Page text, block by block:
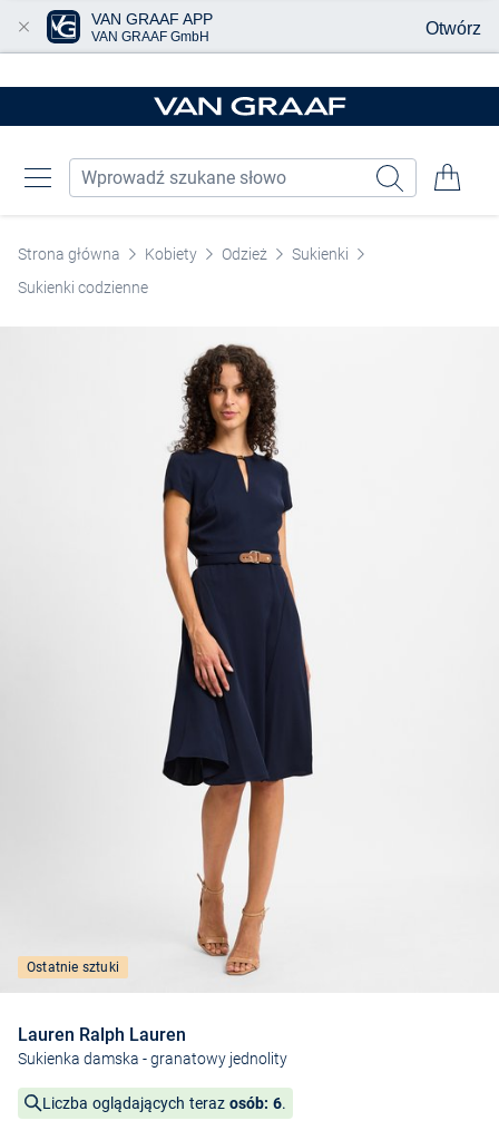
Strona główna Kobiety Odzież
Sukienki
Sukienki codzienne
Ostatnie sztuki
Lauren Ralph Lauren
Sukienka damska - granatowy jednolity
Liczba oglądających teraz osób: 6.
VAN GRAAF APP
VAN GRAAF GmbH Otwórz